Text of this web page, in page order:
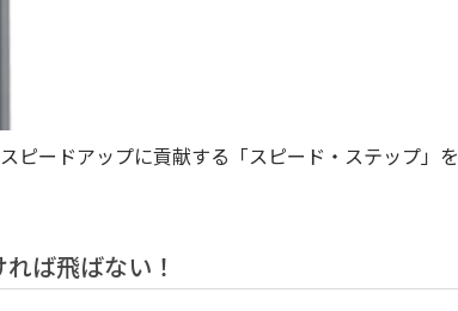
ピードアップに貢献する「スピード・ステップ」を
ば飛ばない！